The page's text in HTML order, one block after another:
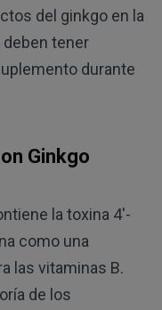
del ginkgo en la
deben tener
durante
Ginkgo
la toxina 4'-
como una
las vitaminas B.
de los